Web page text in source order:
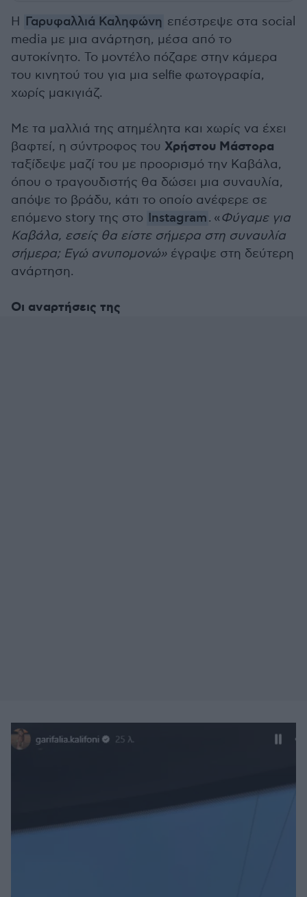
Η Γαρυφαλλιά Καληφώνη επέστρεψε στα social
media με μια ανάρτηση, μέσα από το
αυτοκίνητο. Το μοντέλο πόζαρε στην κάμερα
του κινητού του για μια selfie φωτογραφία,
χωρίς μακιγιάζ.
Με τα μαλλιά της ατημέλητα και χωρίς να έχει
βαφτεί, η σύντροφος του Χρήστου Μάστορα
ταξίδεψε μαζί του με προορισμό την Καβάλα,
όπου ο τραγουδιστής θα δώσει μια συναυλία,
απόψε το βράδυ, κάτι το οποίο ανέφερε σε
επόμενο story της στο Instagram. «Φύγαμε για
Καβάλα, εσείς θα είστε σήμερα στη συναυλία
σήμερα; Εγώ ανυπομονώ» έγραψε στη δεύτερη
ανάρτηση.
Οι αναρτήσεις της